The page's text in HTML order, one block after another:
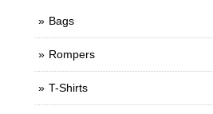
Bags
Rompers
T-Shirts